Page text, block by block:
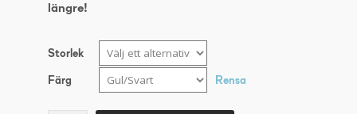
längre!
Storlek
Färg Rensa